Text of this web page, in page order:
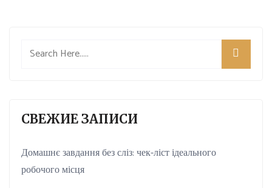
СВЕЖИЕ ЗАПИСИ
Домашнє завдання без сліз: чек-ліст ідеального
робочого місця